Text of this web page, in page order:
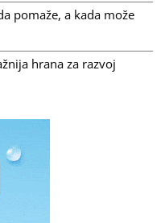
pomaže, a kada može
hrana za razvoj